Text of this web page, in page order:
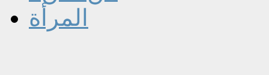
المرأة